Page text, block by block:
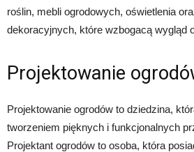
roślin, mebli ogrodowych, oświetlenia
dekoracyjnych, które wzbogacą wygląd
Projektowanie
Projektowanie ogrodów to dziedzina,
tworzeniem pięknych i funkcjonalnych
Projektant ogrodów to osoba, która